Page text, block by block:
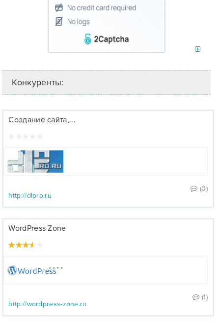
Конкуренты:
Создание сайта,...
(0)
http://dlpro.ru
WordPress Zone
(1)
http://wordpress-zone.ru